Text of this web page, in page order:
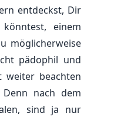
entdeckst, Dir
einem
möglicherweise
pädophil und
weiter beachten
nach dem
sind ja nur